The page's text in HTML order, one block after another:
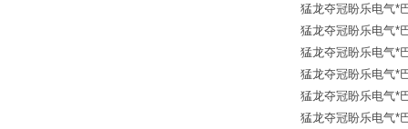
猛龙夺冠盼乐电气*
猛龙夺冠盼乐电气*
猛龙夺冠盼乐电气*
猛龙夺冠盼乐电气*
猛龙夺冠盼乐电气*
猛龙夺冠盼乐电气*